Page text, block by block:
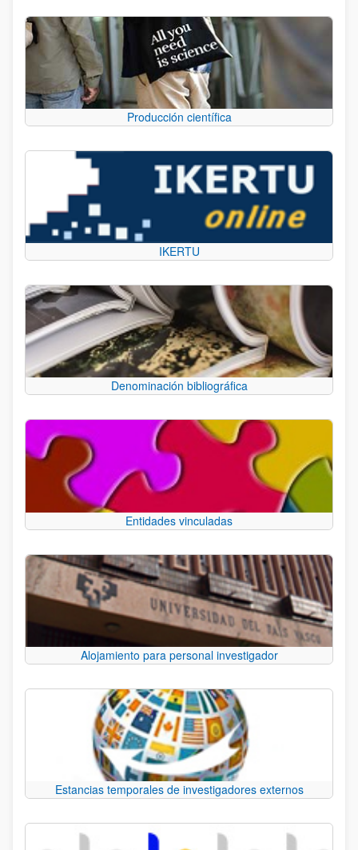
Producción científica
IKERTU
Denominación bibliográfica
Entidades vinculadas
Alojamiento para personal investigador
Estancias temporales de investigadores externos